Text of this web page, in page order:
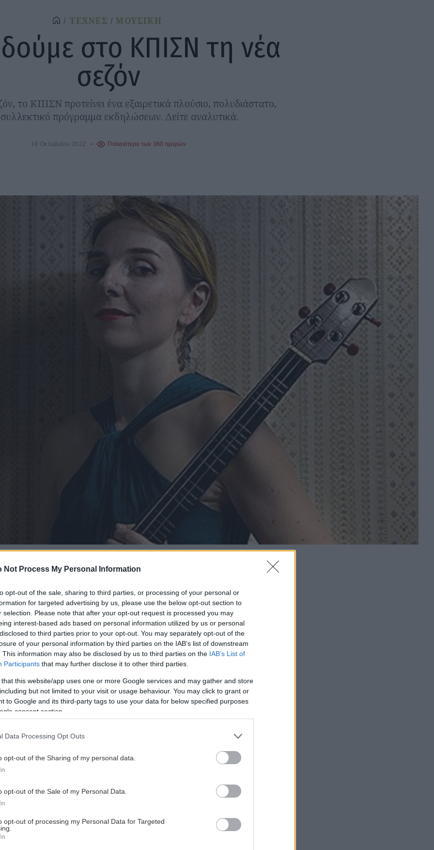
Not Process My Personal Information
opt-out of the sale, sharing to third parties, or processing of your personal or
for targeted advertising by us, please use the below opt-out section to
selection. Please note that after your opt-out request is processed you may
interest-based ads based on personal information utilized by us or personal
to third parties prior to your opt-out. You may separately opt-out of the
of your personal information by third parties on the IAB’s list of downstream
This information may also be disclosed by us to third parties on the IAB’s List of
Participants that may further disclose it to other third parties.
that this website/app uses one or more Google services and may gather and store
but not limited to your visit or usage behaviour. You may click to grant or
to Google and its third-party tags to use your data for below specified purposes
consent section.
Data Processing Opt Outs
opt-out of the Sharing of my personal data.
opt-out of the Sale of my Personal Data.
opt-out of processing my Personal Data for Targeted
ΤΕΧΝΕΣ ΜΟΥΣΙΚΗ
στο ΚΠΙΣΝ τη νέα
σεζόν
το ΚΠΙΣΝ προτείνει ένα εξαιρετικά πλούσιο, πολυδιάστατο,
πρόγραμμα εκδηλώσεων. Δείτε αναλυτικά.
19 Οκτωβρίου 2022 Παλαιότερο των 360 ημερών